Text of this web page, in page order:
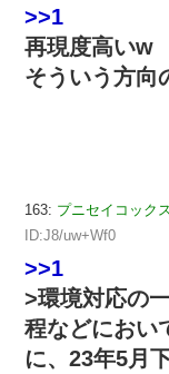
>>1
再現度高いw
そういう方向
163: プニセイコック
ID:J8/uw+Wf0
>>1
>環境対応の
程などにおい
に、23年5月